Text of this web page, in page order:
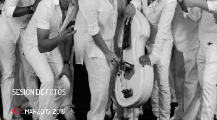
SESIÓN DE FOTOS
MARZO 15, 2016
FOTOS VARIADAS